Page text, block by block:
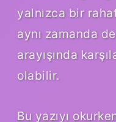
yalnızca bir
aynı zamanda
arayışında
olabilir.
Bu yazıyı